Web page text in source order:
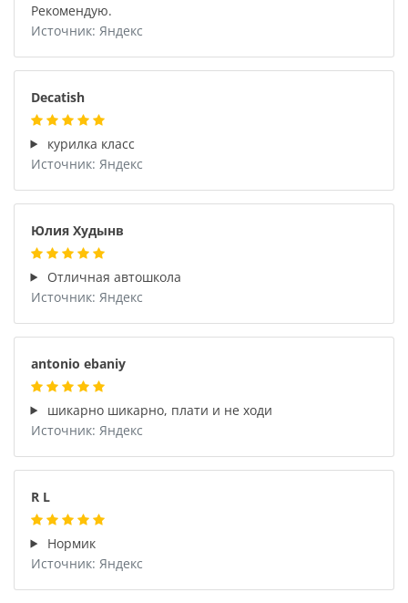
Рекомендую.
Источник: Яндекс
Decatish
курилка класс
Источник: Яндекс
Юлия Худынв
Отличная автошкола
Источник: Яндекс
antonio ebaniy
шикарно шикарно, плати и не ходи
Источник: Яндекс
R L
Нормик
Источник: Яндекс